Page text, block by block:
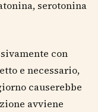
serotonina
con
e necessario,
causerebbe
avviene